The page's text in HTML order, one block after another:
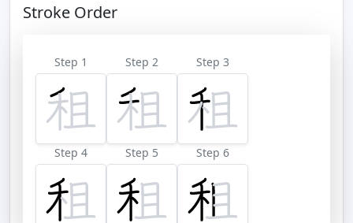
Stroke Order
Step 1 Step 2 Step 3
Step 4 Step 5 Step 6